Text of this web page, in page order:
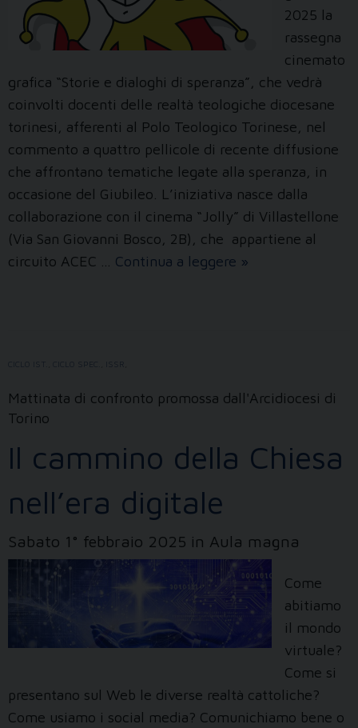
2025 la
rassegna
cinemato
grafica “Storie e dialoghi di speranza”, che vedrà
coinvolti docenti delle realtà teologiche diocesane
torinesi, afferenti al Polo Teologico Torinese, nel
commento a quattro pellicole di recente diffusione
che affrontano tematiche legate alla speranza, in
occasione del Giubileo. L’iniziativa nasce dalla
collaborazione con il cinema “Jolly” di Villastellone
(Via San Giovanni Bosco, 2B), che appartiene al
circuito ACEC … Continua a leggere La
»
CICLO IST.
Mattinata di confronto promossa dall'Arcidiocesi di
Torino
Il cammino della Chiesa
nell’era digitale
Sabato 1° febbraio 2025 in Aula magna
Come
abitiamo
il mondo
virtuale?
Come si
presentano sul Web le diverse realtà cattoliche?
Come usiamo i social media? Comunichiamo bene o